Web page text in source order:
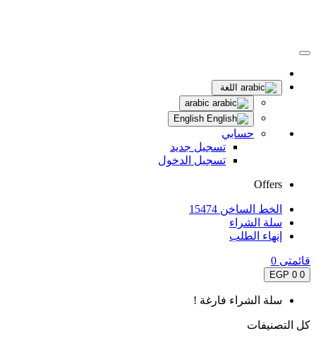
اللغة
حسابي
تسجيل جديد
تسجيل الدخول
Offers
الخط الساخن 15474
سلة الشراء
إنهاء الطلب
قائمتى 0
0
0 EGP
سلة الشراء فارغة !
كل التصنيفات